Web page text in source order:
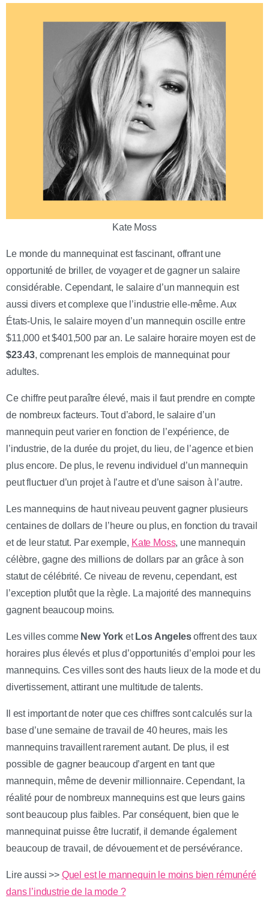
Kate Moss
Le monde du mannequinat est fascinant, offrant une
opportunité de briller, de voyager et de gagner un salaire
considérable. Cependant, le salaire d’un mannequin est
aussi divers et complexe que l’industrie elle-même. Aux
États-Unis, le salaire moyen d’un mannequin oscille entre
$11,000 et $401,500 par an. Le salaire horaire moyen est de
$23.43, comprenant les emplois de mannequinat pour
adultes.
Ce chiffre peut paraître élevé, mais il faut prendre en compte
de nombreux facteurs. Tout d’abord, le salaire d’un
mannequin peut varier en fonction de l’expérience, de
l’industrie, de la durée du projet, du lieu, de l’agence et bien
plus encore. De plus, le revenu individuel d’un mannequin
peut fluctuer d’un projet à l’autre et d’une saison à l’autre.
Les mannequins de haut niveau peuvent gagner plusieurs
centaines de dollars de l’heure ou plus, en fonction du travail
et de leur statut. Par exemple, Kate Moss, une mannequin
célèbre, gagne des millions de dollars par an grâce à son
statut de célébrité. Ce niveau de revenu, cependant, est
l’exception plutôt que la règle. La majorité des mannequins
gagnent beaucoup moins.
Les villes comme New York et Los Angelesoffrent des taux
horaires plus élevés et plus d’opportunités d’emploi pour les
mannequins. Ces villes sont des hauts lieux de la mode et du
divertissement, attirant une multitude de talents.
Il est important de noter que ces chiffres sont calculés sur la
base d’une semaine de travail de 40 heures, mais les
mannequins travaillent rarement autant. De plus, il est
possible de gagner beaucoup d’argent en tant que
mannequin, même de devenir millionnaire. Cependant, la
réalité pour de nombreux mannequins est que leurs gains
sont beaucoup plus faibles. Par conséquent, bien que le
mannequinat puisse être lucratif, il demande également
beaucoup de travail, de dévouement et de persévérance.
Lire aussi >> Quel est le mannequin le moins bien rémunéré
dans l’industrie de la mode ?